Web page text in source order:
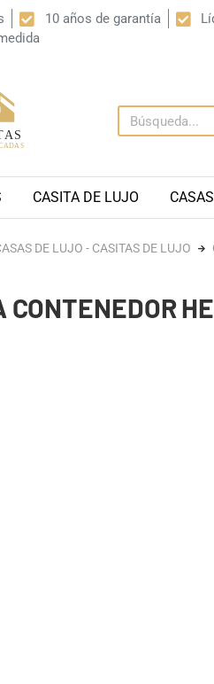
10 años de garantía
CASITA DE LUJO
DE LUJO - CASITAS DE LUJO
CONTENEDOR